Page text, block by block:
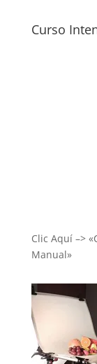
Curso
Clic Aquí –>
Manual»